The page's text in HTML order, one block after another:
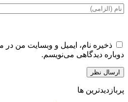
ذخیره نام، ایمیل و وبسایت من در
دوباره دیدگاهی می‌نویسم.
پربازدیدترین ها